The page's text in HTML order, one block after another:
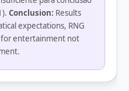
Conclusion: Results
expectations, RNG
entertainment not